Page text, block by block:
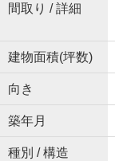
間取り / 詳細
建物面積(坪数)
向き
築年月
種別 / 構造